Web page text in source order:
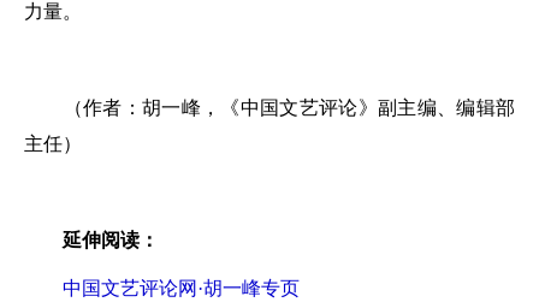
力量。
（作者：胡一峰，《中国文艺评论》副主编、编辑部
主任）
延伸阅读：
中国文艺评论网·胡一峰专页